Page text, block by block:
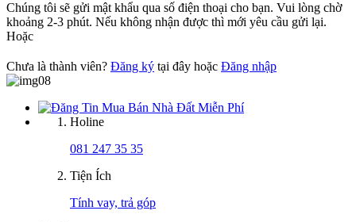
Chúng tôi sẽ gửi mật khẩu qua số điện thoại cho bạn. Vui lòng chờ
khoảng 2-3 phút. Nếu không nhận được thì mới yêu cầu gửi lại.
Hoặc
Chưa là thành viên? Đăng ký tại đây hoặc Đăng nhập
Holine
081 247 35 35
Tiện Ích
Tính vay, trả góp